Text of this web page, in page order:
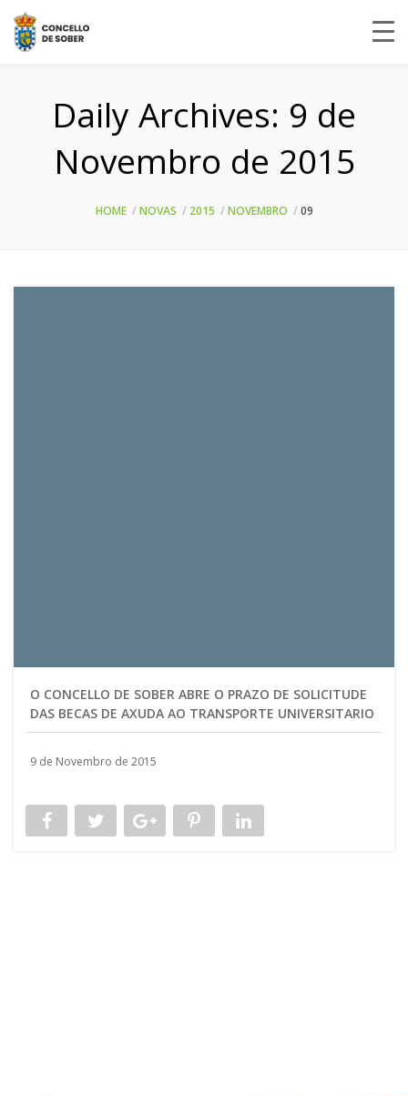
Daily Archives: 9 de
Novembro de 2015
HOME NOVAS 2015 NOVEMBRO 09
O CONCELLO DE SOBER ABRE O PRAZO DE SOLICITUDE
DAS BECAS DE AXUDA AO TRANSPORTE UNIVERSITARIO
9 de Novembro de 2015